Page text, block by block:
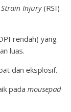
Strain Injury(RSI)
rendah) yang
luas.
dan eksplosif.
pada mousepad